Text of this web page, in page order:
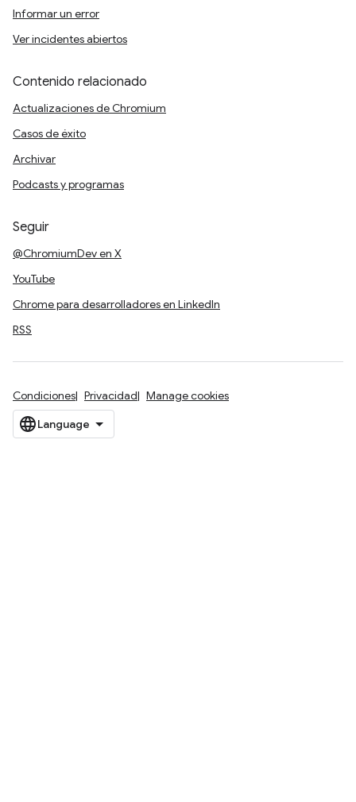
Informar un error
Ver incidentes abiertos
Contenido relacionado
Actualizaciones de Chromium
Casos de éxito
Archivar
Podcasts y programas
Seguir
@ChromiumDev en X
YouTube
Chrome para desarrolladores en LinkedIn
RSS
Condiciones Privacidad Manage cookies